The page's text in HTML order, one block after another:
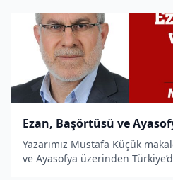
Ezan, Başörtüsü ve
Yazarımız Mustafa Küçük
ve Ayasofya üzerinden